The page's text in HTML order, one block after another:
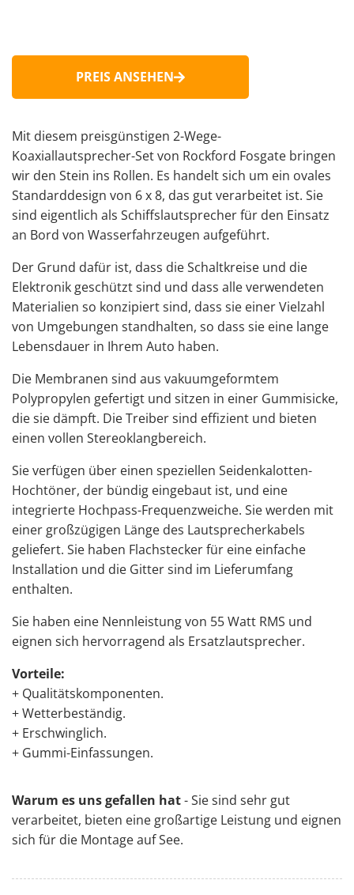
PREIS ANSEHEN
Mit diesem preisgünstigen 2-Wege-
Koaxiallautsprecher-Set von Rockford Fosgate bringen
wir den Stein ins Rollen. Es handelt sich um ein ovales
Standarddesign von 6 x 8, das gut verarbeitet ist. Sie
sind eigentlich als Schiffslautsprecherfür den Einsatz
an Bord von Wasserfahrzeugen aufgeführt.
Der Grund dafür ist, dass die Schaltkreise und die
Elektronik geschützt sind und dass alle verwendeten
Materialien so konzipiert sind, dass sie einer Vielzahl
von Umgebungen standhalten, so dass sie eine lange
Lebensdauer in Ihrem Auto haben.
Die Membranen sind aus vakuumgeformtem
Polypropylen gefertigt und sitzen in einer Gummisicke,
die sie dämpft. Die Treiber sind effizient und bieten
einen vollen Stereoklangbereich.
Sie verfügen über einen speziellen Seidenkalotten-
Hochtöner, der bündig eingebaut ist, und eine
integrierte Hochpass-Frequenzweiche. Sie werden mit
einer großzügigen Länge des Lautsprecherkabels
geliefert. Sie haben Flachstecker für eine einfache
Installation und die Gitter sind im Lieferumfang
enthalten.
Sie haben eine Nennleistung von 55 Watt RMS und
eignen sich hervorragend als Ersatzlautsprecher.
Vorteile:
+ Qualitätskomponenten.
+ Wetterbeständig.
+ Erschwinglich.
+ Gummi-Einfassungen.
Warum es uns gefallen hat- Sie sind sehr gut
verarbeitet, bieten eine großartige Leistung und eignen
sich für die Montage auf See.